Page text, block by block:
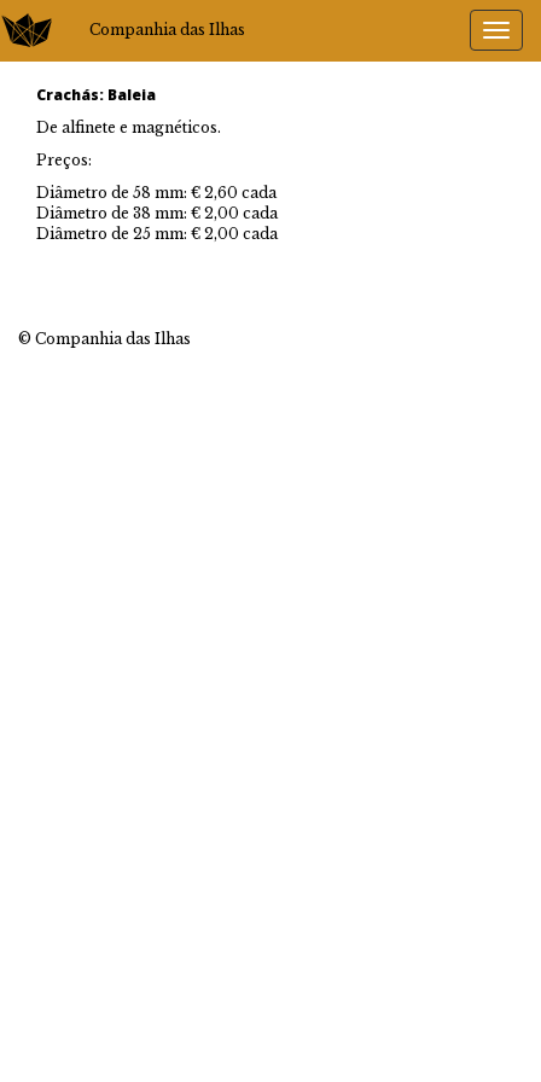
Companhia das Ilhas
Crachás: Baleia
De alfinete e magnéticos.
Preços:
Diâmetro de 58 mm: € 2,60 cada
Diâmetro de 38 mm: € 2,00 cada
Diâmetro de 25 mm: € 2,00 cada
© Companhia das Ilhas